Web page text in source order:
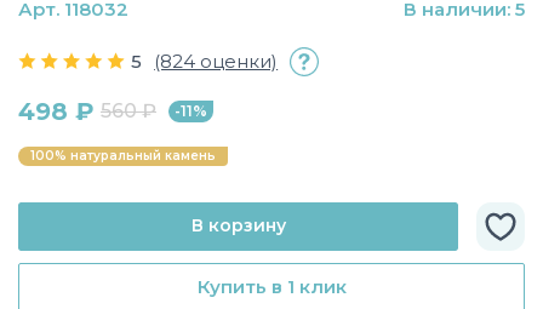
5 (824 оценки)
498 ₽ 560 ₽ -11%
100% натуральный камень
Купить в 1 клик
В корзину
Арт. 118032 В наличии: 5